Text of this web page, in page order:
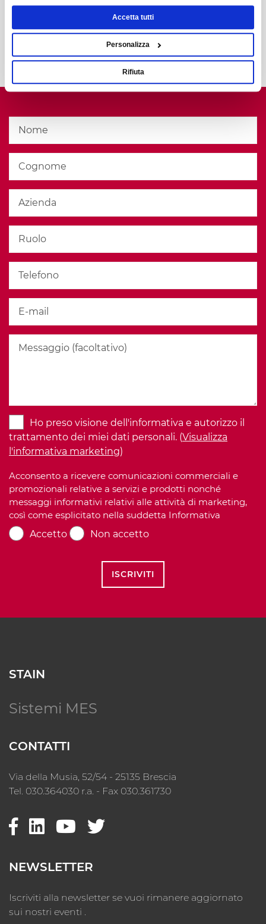
Accetta tutti
Personalizza
Rifiuta
SE VUOI RIMANERE INFORMATO SUI NOSTRI
PROSSIMI EVENTI COMPILA IL FORM QUI SOTTO!
Ho preso visione dell'informativa e autorizzo il
trattamento dei miei dati personali. (Visualizza
l'informativa marketing)
Acconsento a ricevere comunicazioni commerciali e
promozionali relative a servizi e prodotti nonché
messaggi informativi relativi alle attività di marketing,
così come esplicitato nella suddetta Informativa
Accetto
Non accetto
ISCRIVITI
STAIN
Sistemi MES
CONTATTI
Via della Musia, 52/54 - 25135 Brescia
Tel. 030.364030 r.a. - Fax 030.361730
NEWSLETTER
Iscriviti alla newsletter se vuoi rimanere aggiornato
sui nostri eventi .